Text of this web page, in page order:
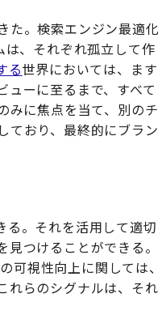
た。検索エンジン最適化
は、それぞれ孤立して作
る世界においては、ます
ューに至るまで、すべて
みに焦点を当て、別のチ
ており、最終的にブラン
る。それを活用して適切
つけることができる。
視性向上に関しては、
れらのシグナルは、それ